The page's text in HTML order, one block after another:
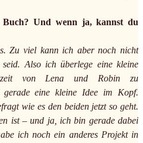
Buch? Und wenn ja, kannst du
Zu viel kann ich aber noch nicht
Also ich überlege eine kleine
von Lena und Robin zu
eine kleine Idee im Kopf.
wie es den beiden jetzt so geht.
ist – und ja, ich bin gerade dabei
ich noch ein anderes Projekt in